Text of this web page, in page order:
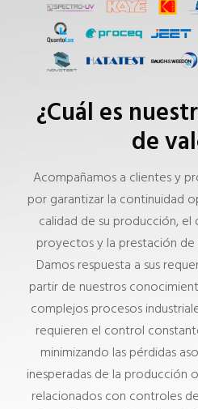
¿Cuál es
de
Acompañamos a clientes y
por garantizar la continuidad
calidad de su producción,
proyectos y la prestación
Damos respuesta a sus
partir de nuestros
complejos procesos
requieren el control
minimizando las pérdidas
inesperadas de la producción
relacionados con controles